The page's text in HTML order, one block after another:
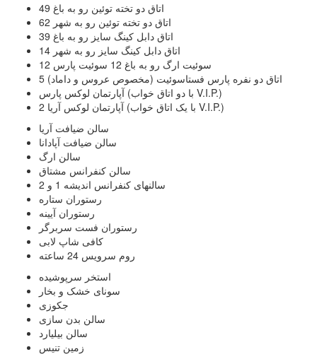
49 اتاق دو تخته توئین رو به باغ
62 اتاق دو تخته توئین رو به شهر
39 اتاق دابل کینگ سایز رو به باغ
14 اتاق دابل کینگ سایز رو به شهر
12 سوئیت ارگ رو به باغ 12 سوئیت پارس
5 اتاق دو نفره پارس فستاسوئیت (مخصوص عروس و داماد)
آپارتمان لوکس پارس (با دو اتاق خواب V.I.P.)
2 آپارتمان لوکس آریا (با یک اتاق خواب V.I.P.)
سالن ضیافت آریا
سالن ضیافت آپادانا
سالن ارگ
سالن کنفرانس مشتاق
سالنهای کنفرانس اندیشه 1 و 2
رستوران ستاره
رستوران آیینه
رستوران فست سربرگر
کافی شاپ لابی
روم سرویس 24 ساعته
استخر سرپوشیده
سونای خشک و بخار
جکوزی
سالن بدن سازی
سالن بیلیارد
زمین تنیس